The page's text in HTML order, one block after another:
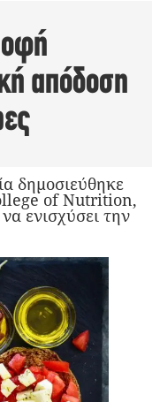
απόδοση
δημοσιεύθηκε
of Nutrition,
ενισχύσει την